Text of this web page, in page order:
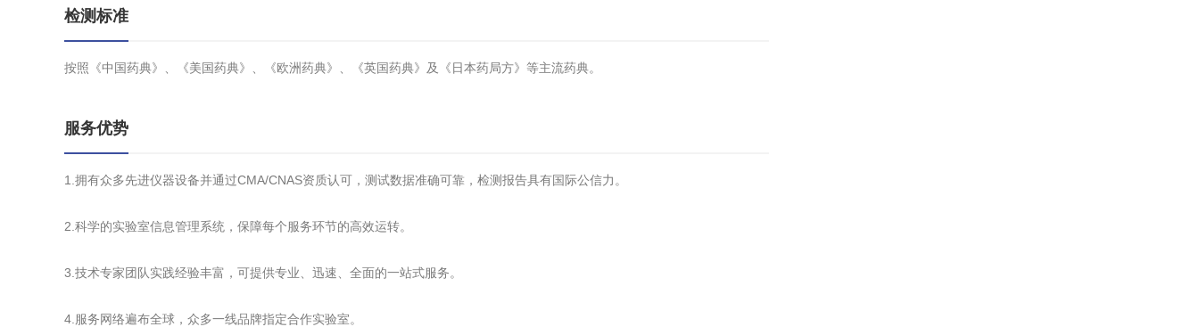
检测标准
按照《中国药典》、《美国药典》、《欧洲药典》、《英国药典》及《日本药局方》等主流药典。
服务优势
1.拥有众多先进仪器设备并通过CMA/CNAS资质认可，测试数据准确可靠，检测报告具有国际公信力。
2.科学的实验室信息管理系统，保障每个服务环节的高效运转。
3.技术专家团队实践经验丰富，可提供专业、迅速、全面的一站式服务。
4.服务网络遍布全球，众多一线品牌指定合作实验室。